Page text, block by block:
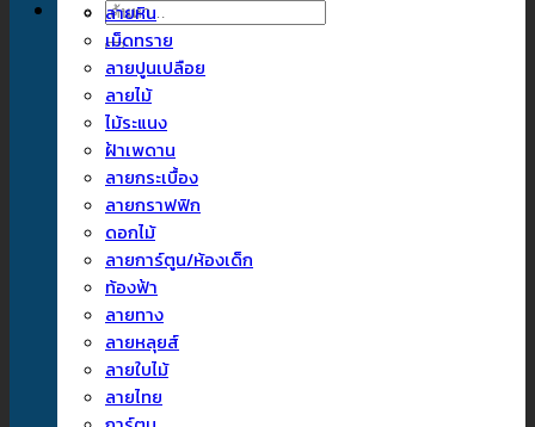
ค้นหา:
ลายหิน
เม็ดทราย
ลายปูนเปลือย
ลายไม้
ไม้ระแนง
ฝ้าเพดาน
ลายกระเบื้อง
ลายกราฟฟิก
ดอกไม้
ลายการ์ตูน/ห้องเด็ก
ท้องฟ้า
ลายทาง
ลายหลุยส์
ลายใบไม้
ลายไทย